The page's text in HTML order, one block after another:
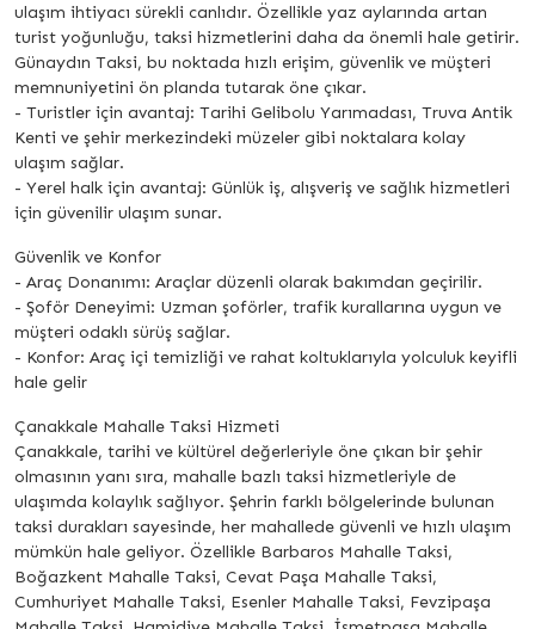
ulaşım ihtiyacı sürekli canlıdır. Özellikle yaz aylarında artan
turist yoğunluğu, taksi hizmetlerini daha da önemli hale getirir.
Günaydın Taksi, bu noktada hızlı erişim, güvenlik ve müşteri
memnuniyetini ön planda tutarak öne çıkar.
- Turistler için avantaj: Tarihi Gelibolu Yarımadası, Truva Antik
Kenti ve şehir merkezindeki müzeler gibi noktalara kolay
ulaşım sağlar.
- Yerel halk için avantaj: Günlük iş, alışveriş ve sağlık hizmetleri
için güvenilir ulaşım sunar.
Güvenlik ve Konfor
- Araç Donanımı: Araçlar düzenli olarak bakımdan geçirilir.
- Şoför Deneyimi: Uzman şoförler, trafik kurallarına uygun ve
müşteri odaklı sürüş sağlar.
- Konfor: Araç içi temizliği ve rahat koltuklarıyla yolculuk keyifli
hale gelir
Çanakkale Mahalle Taksi Hizmeti
Çanakkale, tarihi ve kültürel değerleriyle öne çıkan bir şehir
olmasının yanı sıra, mahalle bazlı taksi hizmetleriyle de
ulaşımda kolaylık sağlıyor. Şehrin farklı bölgelerinde bulunan
taksi durakları sayesinde, her mahallede güvenli ve hızlı ulaşım
mümkün hale geliyor. Özellikle Barbaros Mahalle Taksi,
Boğazkent Mahalle Taksi, Cevat Paşa Mahalle Taksi,
Cumhuriyet Mahalle Taksi, Esenler Mahalle Taksi, Fevzipaşa